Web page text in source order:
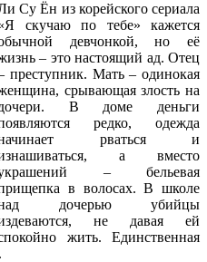
Су Ён из корейского сериала
скучаю по тебе» кажется
девчонкой, но её
– это настоящий ад. Отец
преступник. Мать – одинокая
срывающая злость на
В доме деньги
редко, одежда
рваться и
а вместо
– бельевая
в волосах. В школе
дочерью убийцы
не давая ей
жить. Единственная